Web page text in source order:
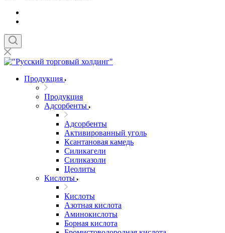
Продукция
Продукция
Адсорбенты
Адсорбенты
Активированный уголь
Ксантановая камедь
Силикагели
Силиказоли
Цеолиты
Кислоты
Кислоты
Азотная кислота
Аминокислоты
Борная кислота